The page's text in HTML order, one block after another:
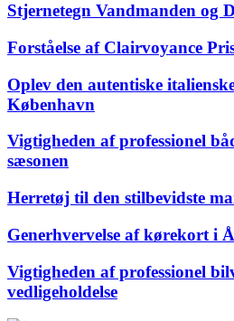
Stjernetegn Vandmanden og
Forståelse af Clairvoyance
Oplev den autentiske
København
Vigtigheden af professionel
sæsonen
Herretøj til den stilbevidste
Generhvervelse af kørekort i
Vigtigheden af professionel
vedligeholdelse